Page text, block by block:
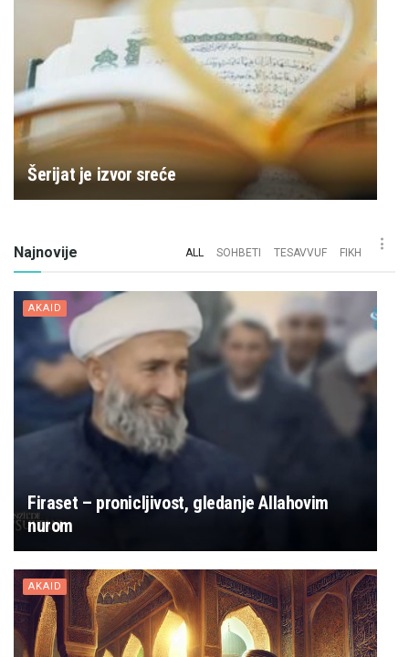
Šerijat je izvor sreće
Najnovije ALL SOHBETI TESAVVUF FIKH
AKAID
Firaset – pronicljivost, gledanje Allahovim
nurom
AKAID